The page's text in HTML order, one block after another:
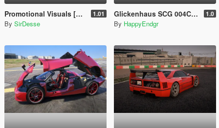
Promotional Visuals [Enhanced/Legacy] 1.01
By SirDesse
Glickenhaus SCG 004C 2019 [Add-On] 1.0
By HappyEndgr